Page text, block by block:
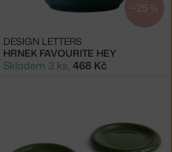
−25 %
HRNEK FAVOURITE HEY
DESIGN LETTERS
Skladem 3 ks, 468 Kč